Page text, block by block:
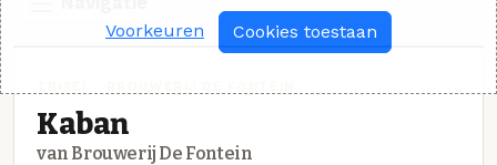
Kaban
van Brouwerij De Fontein
Voorkeuren Cookies toestaan